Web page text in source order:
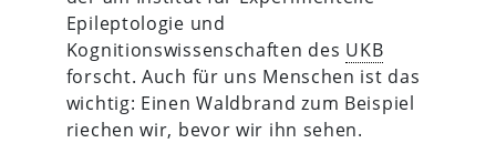
Epileptologie und
Kognitionswissenschaften des UKB
forscht. Auch für uns Menschen ist das
wichtig: Einen Waldbrand zum Beispiel
riechen wir, bevor wir ihn sehen.